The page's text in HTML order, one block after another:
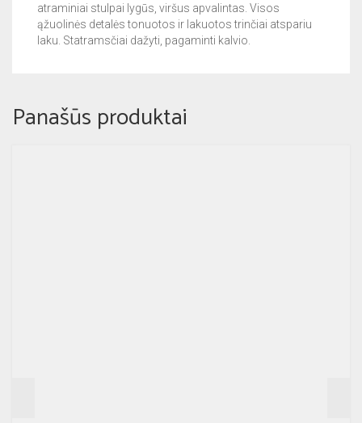
atraminiai stulpai lygūs, viršus apvalintas. Visos
ąžuolinės detalės tonuotos ir lakuotos trinčiai atspariu
laku. Statramsčiai dažyti, pagaminti kalvio.
Panašūs produktai